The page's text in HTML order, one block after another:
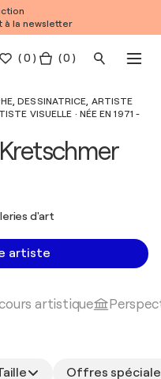
à la newsletter
(0 ) ( 0 )
DESSINATRICE, ARTISTE
VISUELLE · NÉE EN 1971 -
d'art
artiste
artistique
Offres